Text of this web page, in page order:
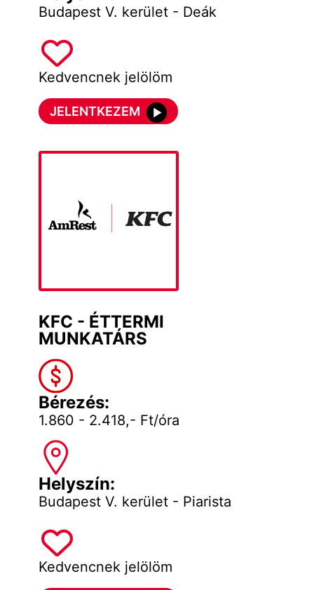
Budapest V. kerület - Deák
Kedvencnek jelölöm
JELENTKEZEM
KFC - ÉTTERMI
MUNKATÁRS
Bérezés:
1.860 - 2.418,- Ft/óra
Helyszín:
Budapest V. kerület - Piarista
Kedvencnek jelölöm